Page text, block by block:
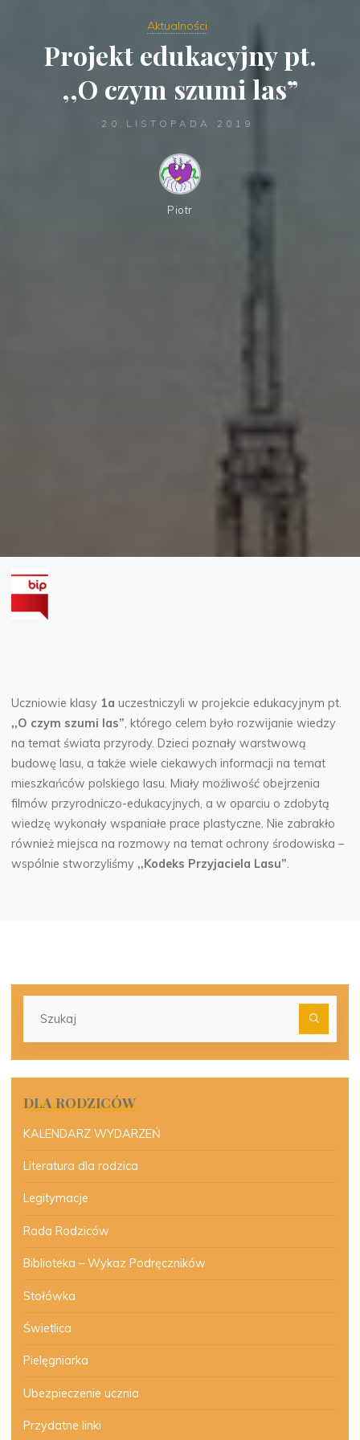
Aktualności
Projekt edukacyjny pt.
,,O czym szumi las”
20 LISTOPADA 2019
Piotr
Uczniowie klasy 1a uczestniczyli w projekcie edukacyjnym pt.
,,O czym szumi las”, którego celem było rozwijanie wiedzy
na temat świata przyrody. Dzieci poznały warstwową
budowę lasu, a także wiele ciekawych informacji na temat
mieszkańców polskiego lasu. Miały możliwość obejrzenia
filmów przyrodniczo-edukacyjnych, a w oparciu o zdobytą
wiedzę wykonały wspaniałe prace plastyczne.Nie zabrakło
również miejsca na rozmowy na temat ochrony środowiska –
wspólnie stworzyliśmy ,,Kodeks Przyjaciela Lasu”.
DLA RODZICÓW
KALENDARZ WYDARZEŃ
Literatura dla rodzica
Legitymacje
Rada Rodziców
Biblioteka – Wykaz Podręczników
Stołówka
Świetlica
Pielęgniarka
Ubezpieczenie ucznia
Przydatne linki